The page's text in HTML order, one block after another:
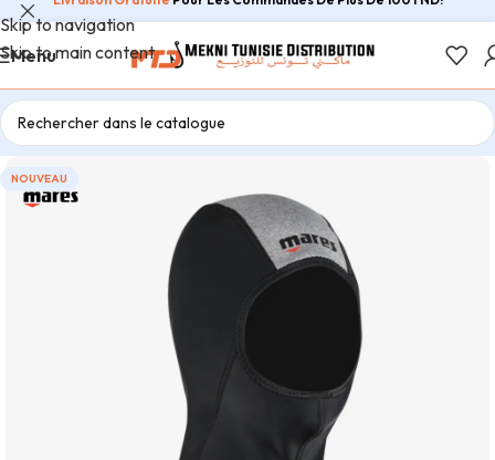
Skip to navigation
Skip to main content
Menu
NOUVEAU